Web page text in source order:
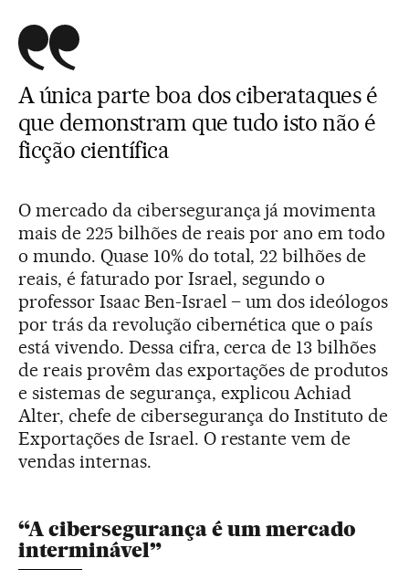
A única parte boa dos ciberataques é
que demonstram que tudo isto não é
ficção científica
O mercado da cibersegurança já movimenta
mais de 225 bilhões de reais por ano em todo
o mundo. Quase 10% do total, 22 bilhões de
reais, é faturado por Israel, segundo o
professor Isaac Ben-Israel – um dos ideólogos
por trás da revolução cibernética que o país
está vivendo. Dessa cifra, cerca de 13 bilhões
de reais provêm das exportações de produtos
e sistemas de segurança, explicou Achiad
Alter, chefe de cibersegurança do Instituto de
Exportações de Israel. O restante vem de
vendas internas.
“A cibersegurança é um mercado
interminável”